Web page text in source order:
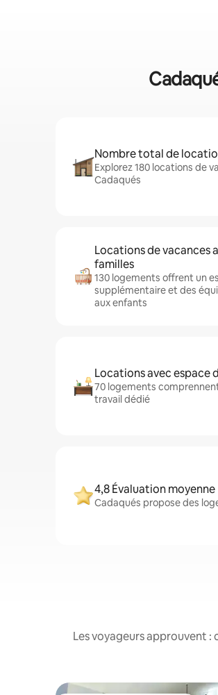
Nombre total de
Explorez 180 locations de
Cadaqués
Locations de vacances
familles
130 logements offrent un
supplémentaire et des
aux enfants
Locations avec espace
70 logements
travail dédié
4,8 Évaluation moyenne
Cadaqués propose des
Les voyageurs approuvent